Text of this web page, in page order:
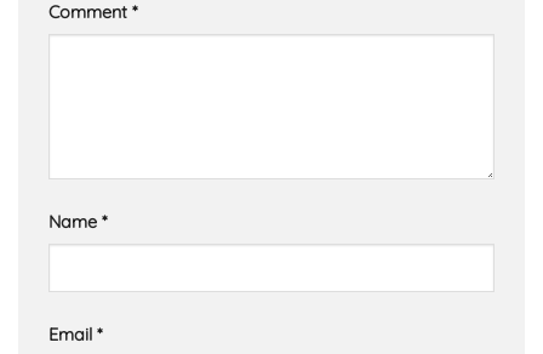
Comment *
Name *
Email *